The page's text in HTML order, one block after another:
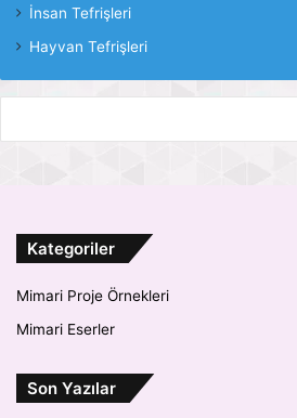
İnsan Tefrişleri
Hayvan Tefrişleri
Kategoriler
Mimari Proje Örnekleri
Mimari Eserler
Son Yazılar